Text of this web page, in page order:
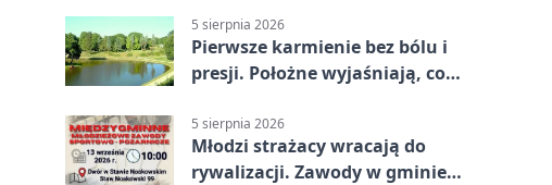
5 sierpnia 2026
Pierwsze karmienie bez bólu i
presji. Położne wyjaśniają, co
5 sierpnia 2026
Młodzi strażacy wracają do
rywalizacji. Zawody w gminie